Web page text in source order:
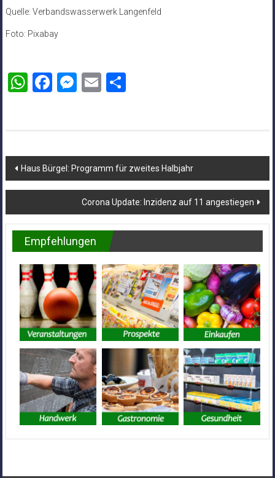
Quelle: Verbandswasserwerk Langenfeld
Foto: Pixabay
WhatsApp
Facebook
Messenger
EmailTeilen
Beitragsnavigation
Haus Bürgel: Programm für zweites Halbjahr
Corona Update: Inzidenz auf 11 angestiegen
Empfehlungen